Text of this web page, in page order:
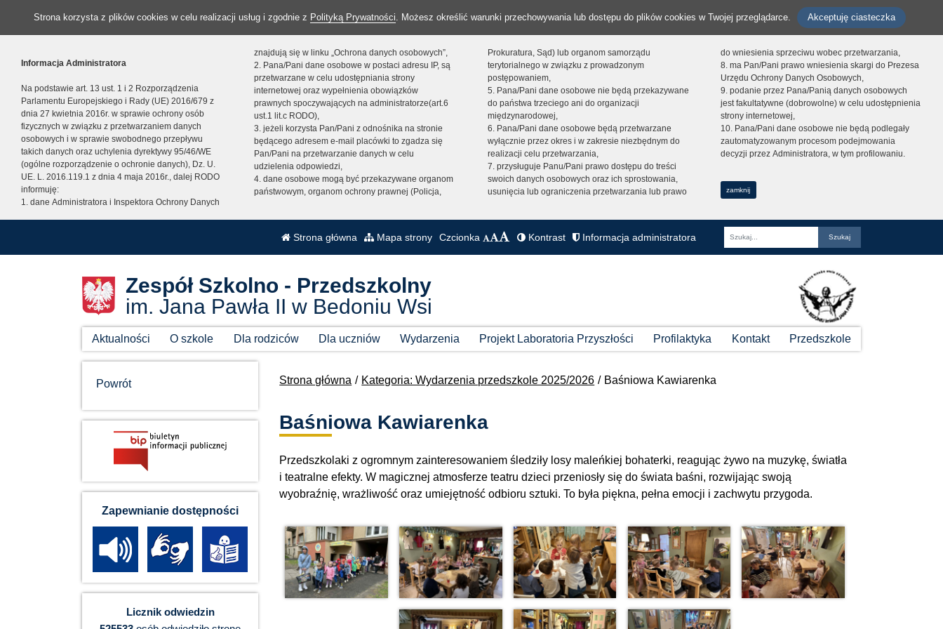
Strona korzysta z plików cookies w celu realizacji usług i zgodnie z Polityką Prywatności. Możesz określić warunki przechowywania lub dostępu do plików cookies w Twojej przeglądarce. Akceptuję ciasteczka
Informacja Administratora
Na podstawie art. 13 ust. 1 i 2 Rozporządzenia
Parlamentu Europejskiego i Rady (UE) 2016/679 z
dnia 27 kwietnia 2016r. w sprawie ochrony osób
fizycznych w związku z przetwarzaniem danych
osobowych i w sprawie swobodnego przepływu
takich danych oraz uchylenia dyrektywy 95/46/WE
(ogólne rozporządzenie o ochronie danych), Dz. U.
UE. L. 2016.119.1 z dnia 4 maja 2016r., dalej RODO
informuję:
1. dane Administratora i Inspektora Ochrony Danych
znajdują się w linku „Ochrona danych osobowych”,
2. Pana/Pani dane osobowe w postaci adresu IP, są
przetwarzane w celu udostępniania strony
internetowej oraz wypełnienia obowiązków
prawnych spoczywających na administratorze(art.6
ust.1 lit.c RODO),
3. jeżeli korzysta Pan/Pani z odnośnika na stronie
będącego adresem e-mail placówki to zgadza się
Pan/Pani na przetwarzanie danych w celu
udzielenia odpowiedzi,
4. dane osobowe mogą być przekazywane organom
państwowym, organom ochrony prawnej (Policja,
Prokuratura, Sąd) lub organom samorządu
terytorialnego w związku z prowadzonym
postępowaniem,
5. Pana/Pani dane osobowe nie będą przekazywane
do państwa trzeciego ani do organizacji
międzynarodowej,
6. Pana/Pani dane osobowe będą przetwarzane
wyłącznie przez okres i w zakresie niezbędnym do
realizacji celu przetwarzania,
7. przysługuje Panu/Pani prawo dostępu do treści
swoich danych osobowych oraz ich sprostowania,
usunięcia lub ograniczenia przetwarzania lub prawo
do wniesienia sprzeciwu wobec przetwarzania,
8. ma Pan/Pani prawo wniesienia skargi do Prezesa
Urzędu Ochrony Danych Osobowych,
9. podanie przez Pana/Panią danych osobowych
jest fakultatywne (dobrowolne) w celu udostępnienia
strony internetowej,
10. Pana/Pani dane osobowe nie będą podlegały
zautomatyzowanym procesom podejmowania
decyzji przez Administratora, w tym profilowaniu.
zamknij
Strona główna Mapa strony Czcionka Kontrast Informacja administratora
Fraza
Zespół Szkolno - Przedszkolny
im. Jana Pawła II w Bedoniu Wsi
Aktualności O szkole Dla rodziców Dla uczniów Wydarzenia Projekt Laboratoria Przyszłości Profilaktyka Kontakt Przedszkole
Strona główna Kategoria: Wydarzenia przedszkole 2025/2026 Baśniowa Kawiarenka
Baśniowa Kawiarenka
Przedszkolaki z ogromnym zainteresowaniem śledziły losy maleńkiej bohaterki, reagując żywo na muzykę, światła
i teatralne efekty. W magicznej atmosferze teatru dzieci przeniosły się do świata baśni, rozwijając swoją
wyobraźnię, wrażliwość oraz umiejętność odbioru sztuki. To była piękna, pełna emocji i zachwytu przygoda.
Powrót
Zapewnianie dostępności
Licznik odwiedzin